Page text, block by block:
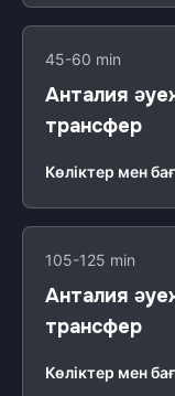
45-60 min
Анталия
трансфер
Көліктер мен
105-125 min
Анталия
трансфер
Көліктер мен